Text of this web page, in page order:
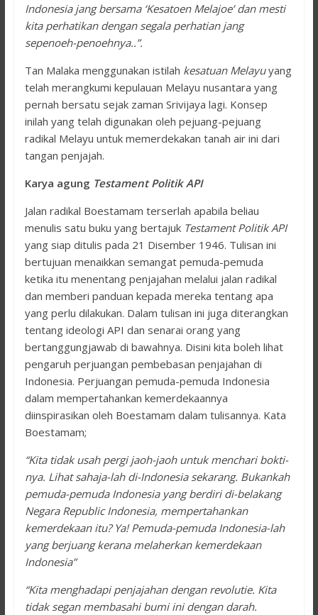
Indonesia jang bersama ‘Kesatoen Melajoe’ dan mesti
kita perhatikan dengan segala perhatian jang
sepenoeh-penoehnya..”.
Tan Malaka menggunakan istilah kesatuan Melayuyang
telah merangkumi kepulauan Melayu nusantara yang
pernah bersatu sejak zaman Srivijaya lagi. Konsep
inilah yang telah digunakan oleh pejuang-pejuang
radikal Melayu untuk memerdekakan tanah air ini dari
tangan penjajah.
Karya agung Testament Politik API
Jalan radikal Boestamam terserlah apabila beliau
menulis satu buku yang bertajuk Testament Politik API
yang siap ditulis pada 21 Disember 1946. Tulisan ini
bertujuan menaikkan semangat pemuda-pemuda
ketika itu menentang penjajahan melalui jalan radikal
dan memberi panduan kepada mereka tentang apa
yang perlu dilakukan. Dalam tulisan ini juga diterangkan
tentang ideologi API dan senarai orang yang
bertanggungjawab di bawahnya. Disini kita boleh lihat
pengaruh perjuangan pembebasan penjajahan di
Indonesia. Perjuangan pemuda-pemuda Indonesia
dalam mempertahankan kemerdekaannya
diinspirasikan oleh Boestamam dalam tulisannya. Kata
Boestamam;
“Kita tidak usah pergi jaoh-jaoh untuk menchari bokti-
nya. Lihat sahaja-lah di-Indonesia sekarang. Bukankah
pemuda-pemuda Indonesia yang berdiri di-belakang
Negara Republic Indonesia, mempertahankan
kemerdekaan itu? Ya! Pemuda-pemuda Indonesia-lah
yang berjuang kerana melaherkan kemerdekaan
Indonesia”
“Kita menghadapi penjajahan dengan revolutie. Kita
tidak segan membasahi bumi ini dengan darah.